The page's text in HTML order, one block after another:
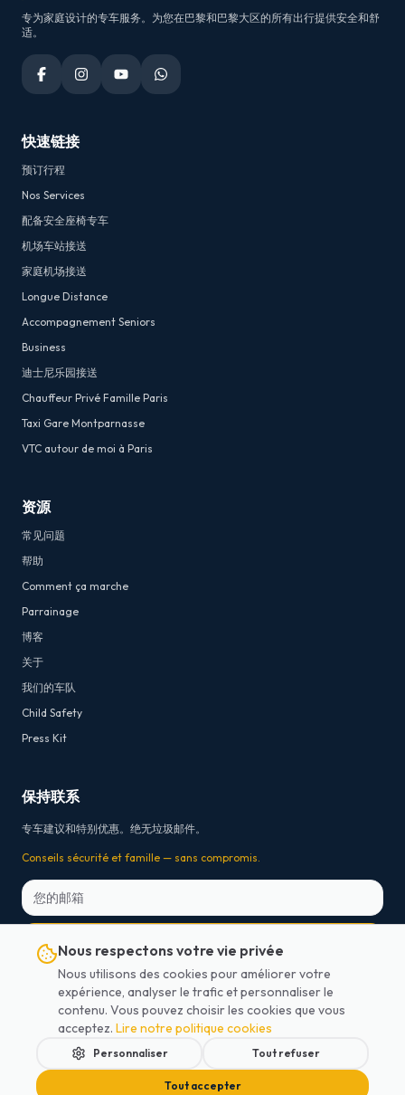
专为家庭设计的专车服务。为您在巴黎和巴黎大区的所有出行提供安全和舒
适。
快速链接
预订行程
Nos Services
配备安全座椅专车
机场车站接送
家庭机场接送
Longue Distance
Accompagnement Seniors
Business
迪士尼乐园接送
Chauffeur Privé Famille Paris
Taxi Gare Montparnasse
VTC autour de moi à Paris
资源
常见问题
帮助
Comment ça marche
Parrainage
博客
关于
我们的车队
Child Safety
Press Kit
保持联系
专车建议和特别优惠。绝无垃圾邮件。
Conseils sécurité et famille — sans compromis.
* Free cancellation 24h before departure for on-board payment bookings. For prepaid
online bookings, payment platform transaction fees are non-refundable.
2026Lajoieway.版权所有
法律声明隐私政策Cookie政策
Nous respectons votre vie privée
Nous utilisons des cookies pour améliorer votre
expérience, analyser le trafic et personnaliser le
contenu. Vous pouvez choisir les cookies que vous
acceptez. Lire notre politique cookies
Personnaliser Tout refuser
Tout accepter